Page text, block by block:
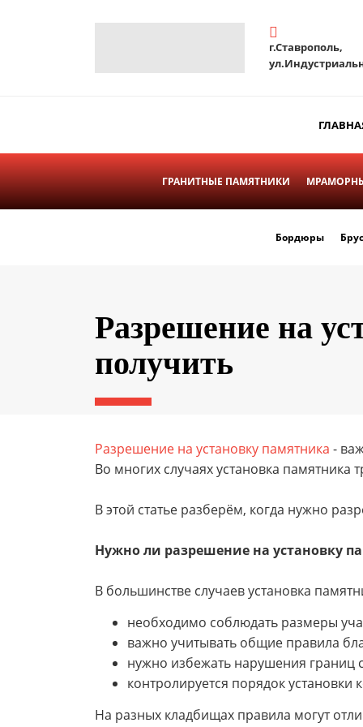
г.Ставрополь,
ГРАНИТНЫЕ ПАМЯТНИКИ
Бордюры
Разрешение на
получить
Разрешение на установку памятника -
Во многих случаях установка
В этой статье разберём, когда нужно
Нужно ли разрешение на установку
В большинстве случаев установка
необходимо соблюдать размеры
важно учитывать общие правила
нужно избежать нарушения границ
контролируется порядок установки
На разных кладбищах правила могут